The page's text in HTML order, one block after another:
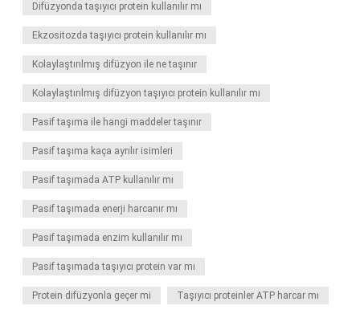
Difüzyonda taşıyıcı protein kullanılır mı
Ekzositozda taşıyıcı protein kullanılır mı
Kolaylaştırılmış difüzyon ile ne taşınır
Kolaylaştırılmış difüzyon taşıyıcı protein kullanılır mı
Pasif taşıma ile hangi maddeler taşınır
Pasif taşıma kaça ayrılır isimleri
Pasif taşımada ATP kullanılır mı
Pasif taşımada enerji harcanır mı
Pasif taşımada enzim kullanılır mı
Pasif taşımada taşıyıcı protein var mı
Protein difüzyonla geçer mi Taşıyıcı proteinler ATP harcar mı